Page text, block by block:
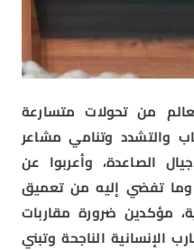
من تحولات متسارعة
والتشدد وتنامي مشاعر
الصاعدة، وأعربوا عن
وما تفضي إليه من تعميق
مؤكدين ضرورة مقاربات
الإنسانية الناجحة وتبني